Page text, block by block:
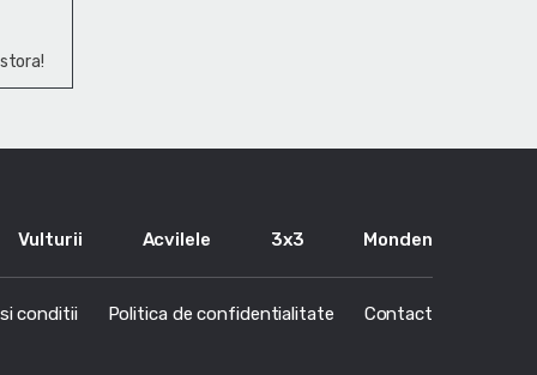
Vulturii Acvilele 3x3 Monden
conditii Politica de confidentialitate Contact